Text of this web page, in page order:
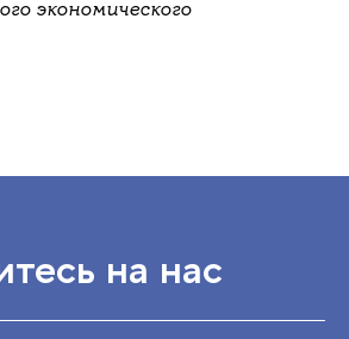
экономического
на нас